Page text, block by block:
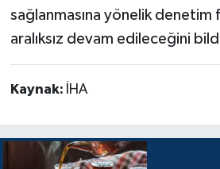
sağlanmasına yönelik denetim
aralıksız devam edileceğini
Kaynak: İHA